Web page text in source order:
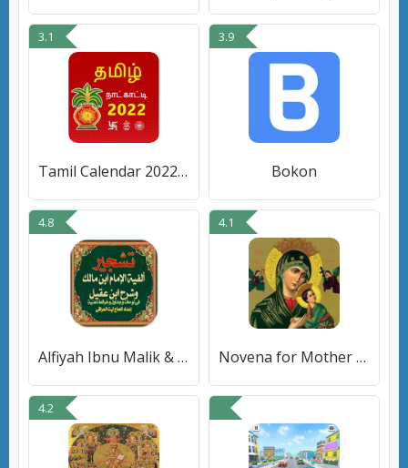
3.1
Tamil Calendar 2022 Panchangam
3.9
Bokon
4.8
Alfiyah Ibnu Malik & Ibnu Aqil
4.1
Novena for Mother of Perpetual
4.2